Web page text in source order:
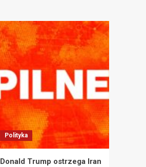
Polityka
Donald Trump ostrzega Iran